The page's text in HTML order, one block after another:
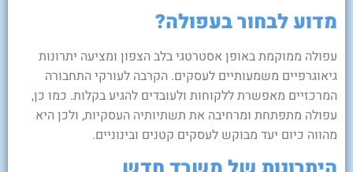
מדוע לבחור בעפולה?
עפולה ממוקמת באופן אסטרטגי בלב הצפון ומציעה יתרונות
גיאוגרפיים משמעותיים לעסקים. הקרבה לעורקי התחבורה
המרכזיים מאפשרת ללקוחות ולעובדים להגיע בקלות. כמו כן,
עפולה מתפתחת ומרחיבה את תשתיותיה העסקיות, ולכן היא
מהווה כיום יעד מבוקש לעסקים קטנים ובינוניים.